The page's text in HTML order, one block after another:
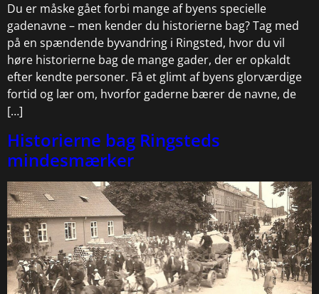
Du er måske gået forbi mange af byens specielle
gadenavne – men kender du historierne bag? Tag med
på en spændende byvandring i Ringsted, hvor du vil
høre historierne bag de mange gader, der er opkaldt
efter kendte personer. Få et glimt af byens glorværdige
fortid og lær om, hvorfor gaderne bærer de navne, de
[…]
Historierne bag Ringsteds
mindesmærker